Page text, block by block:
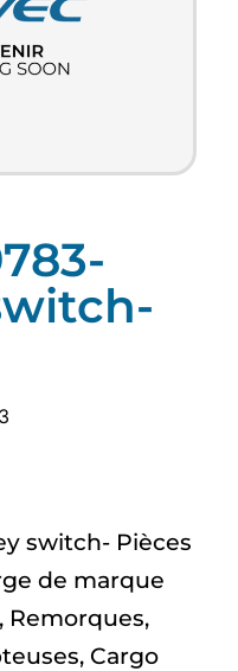
switch- Pièces
de marque
Remorques,
Cargo